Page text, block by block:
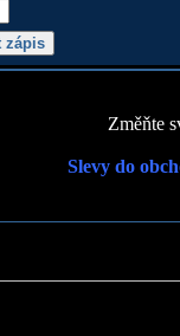
Změňte
Slevy do